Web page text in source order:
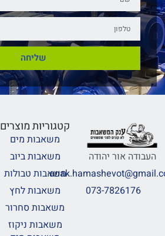
שליחה
העבודה אור יהודה
073-7826176
קטגוריות מוצרים
משאבות מים
משאבות ביוב
משאבות טבולות
משאבות לחץ
משאבות סחרור
משאבות ניקוז